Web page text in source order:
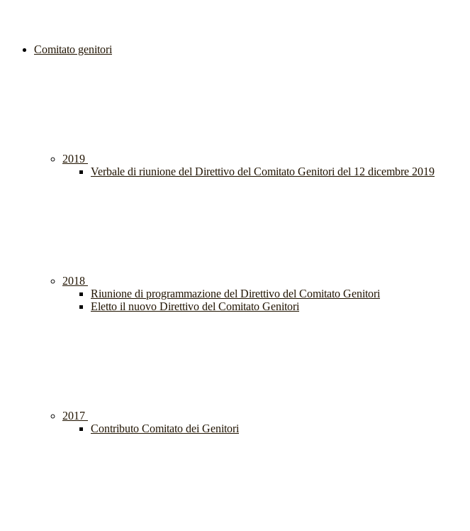
Comitato genitori
2019
Verbale di riunione del Direttivo del Comitato Genitori del 12 dicembre 2019
2018
Riunione di programmazione del Direttivo del Comitato Genitori
Eletto il nuovo Direttivo del Comitato Genitori
2017
Contributo Comitato dei Genitori